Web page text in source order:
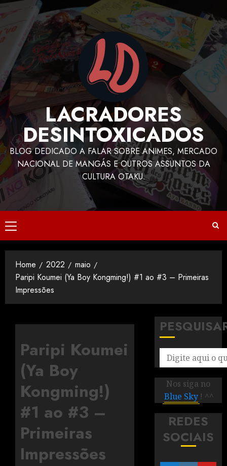
LACRADORES
DESINTOXICADOS
BLOG DEDICADO A FALAR SOBRE ANIMES, MERCADO
NACIONAL DE MANGÁS E OUTROS ASSUNTOS DA
CULTURA OTAKU.
Home 2022
maio
Paripi Koumei (Ya Boy Kongming!) #1 ao #3 – Primeiras
Impressões
Paripi Koumei
(Ya Boy
Kongming!)
#1 ao #3 –
Primeiras
Impressões
Nos siga no
Blue Sky ! ^^
REDES
SOCIAIS